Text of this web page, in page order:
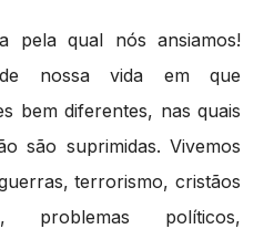
pela qual nós ansiamos!
nossa vida em que
bem diferentes, nas quais
são suprimidas. Vivemos
terrorismo, cristãos
problemas políticos,